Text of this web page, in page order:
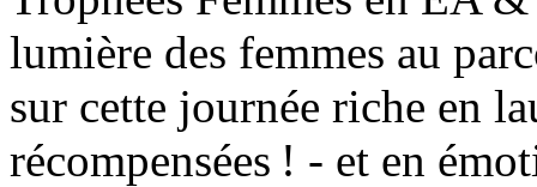
lumière des femmes au
sur cette journée riche en
récompensées ! - et en